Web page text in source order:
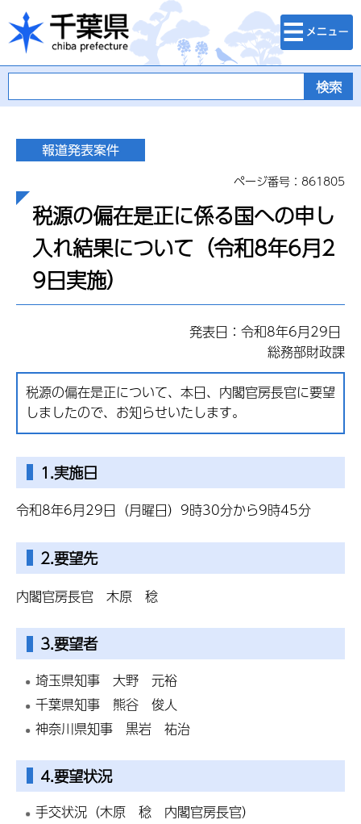
千葉県
検索・メニュ
ー
ページ番号：861805
税源の偏在是正に係る国への申し
入れ結果について（令和8年6月2
9日実施）
発表日：令和8年6月29日
総務部財政課
税源の偏在是正について、本日、内閣官房長官に要望
しましたので、お知らせいたします。
1.実施日
令和8年6月29日（月曜日）9時30分から9時45分
2.要望先
内閣官房長官 木原 稔
3.要望者
埼玉県知事 大野 元裕
千葉県知事 熊谷 俊人
神奈川県知事 黒岩 祐治
4.要望状況
手交状況（木原 稔 内閣官房長官）